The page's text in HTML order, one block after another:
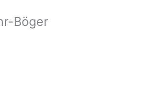
Böger